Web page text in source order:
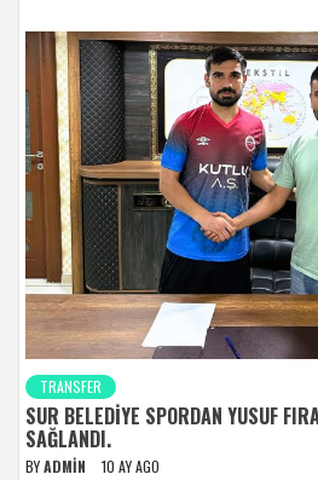
TRANSFER
SUR BELEDIYE SPORDAN YUSUF
SAĞLANDI.
BYADMIN 10 AY AGO